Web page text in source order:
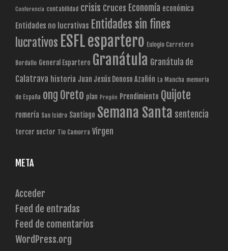
Conferencia contabilidad crisis Cruces Economía económica
Entidades no lucrativas Entidades sin fines
lucrativos ESFLespartero Eulogio Carretero
Bordallo General Espartero Granátula Granátula de
Calatrava historia Juan Jesús Donoso Azañón La Mancha memoria
de España ong Oreto plan Pregón Prendimiento Quijote
romería San Isidro Santiago Semana Santa sentencia
tercer sector Tio Camorra Virgen
META
Acceder
Feed de entradas
Feed de comentarios
WordPress.org